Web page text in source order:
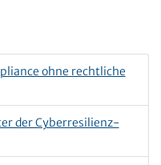
ohne rechtliche
der Cyberresilienz-